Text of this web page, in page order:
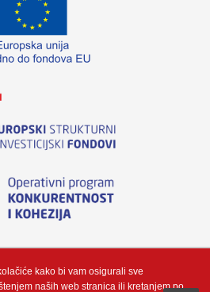
je Europska unija iz Europskog fonda
Tau d.o.o“
kako bi vam osigurali sve
naših web stranica ili kretanjem po